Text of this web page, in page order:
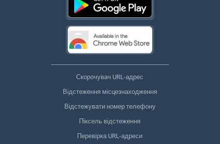
Скорочувач URL-адрес
Відстеження місцезнаходження
Відстежувати номер телефону
Піксель відстеження
Перевірка URL-адреси